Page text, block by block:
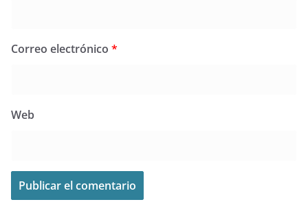
Correo electrónico *
Web